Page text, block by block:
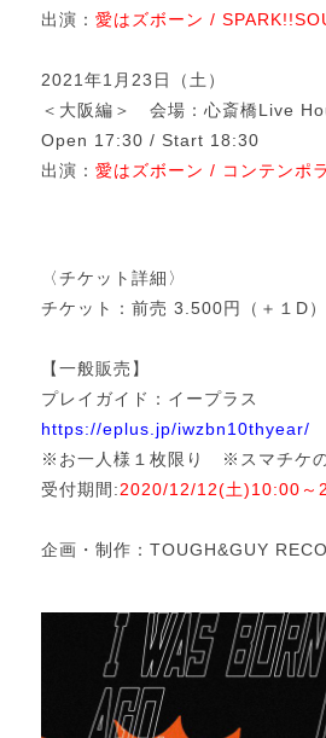
出演：愛はズボーン /
2021年1月23日（土）
＜大阪編＞ 会場：心斎橋Live
Open 17:30 / Start 18:30
出演：愛はズボーン / コンテンポ
〈チケット詳細〉
チケット：前売 3.500円（＋１D）
【一般販売】
プレイガイド：イープラス
https://eplus.jp/iwzbn10thyear/
※お一人様１枚限り ※スマチケ
受付期間:2020/12/12(土)10:00
企画・制作：TOUGH&GUY